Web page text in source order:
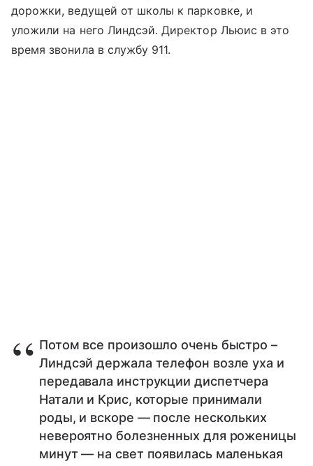
дорожки, ведущей от школы к парковке, и
уложили на него Линдсэй. Директор Льюис в это
время звонила в службу 911.
Потом все произошло очень быстро –
Линдсэй держала телефон возле уха и
передавала инструкции диспетчера
Натали и Крис, которые принимали
роды, и вскоре — после нескольких
невероятно болезненных для роженицы
минут — на свет появилась маленькая